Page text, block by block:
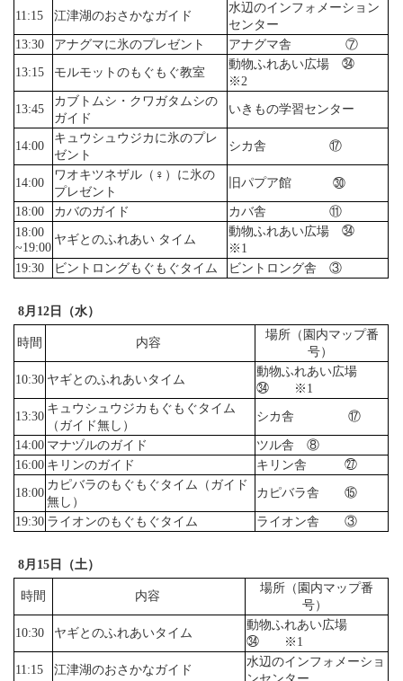
11:15
江津湖のおさかなガイド
水辺のインフォメーション
センター
13:30
アナグマに氷のプレゼント
アナグマ舎 ⑦
13:15
モルモットのもぐもぐ教室
動物ふれあい広場 ㉞
※2
13:45
カブトムシ・クワガタムシの
ガイド
いきもの学習センター
14:00
キュウシュウジカに氷のプレ
ゼント
シカ舎 ⑰
14:00
ワオキツネザル（♀）に氷の
プレゼント
旧パプア館 ㉚
18:00
カバのガイド
カバ舎 ⑪
18:00
~19:00
ヤギとのふれあい タイム
動物ふれあい広場 ㉞
※1
19:30
ビントロングもぐもぐタイム ビントロング舎 ③
8月12日（水）
時間 内容
場所（園内マップ番
号）
10:30 ヤギとのふれあいタイム
動物ふれあい広場
㉞ ※1
13:30
キュウシュウジカもぐもぐタイム
（ガイド無し）
シカ舎 ⑰
14:00 マナヅルのガイド
ツル舎 ⑧
16:00 キリンのガイド
キリン舎 ㉗
18:00
カピバラのもぐもぐタイム（ガイド
無し）
カピバラ舎 ⑮
19:30 ライオンのもぐもぐタイム ライオン舎 ③
8月15日（土）
時間 内容
場所（園内マップ番
号）
10:30
ヤギとのふれあいタイム
動物ふれあい広場
㉞ ※1
11:15
江津湖のおさかなガイド
水辺のインフォメーショ
ンセンター